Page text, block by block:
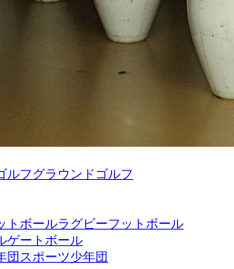
グラウンドゴルフ
ラグビーフットボール
ゲートボール
スポーツ少年団